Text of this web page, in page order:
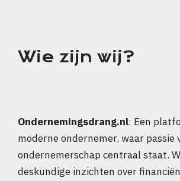
Wie zijn wij?
Ondernemingsdrang.nl: Een
moderne ondernemer, waar passie
ondernemerschap centraal staat.
deskundige inzichten over